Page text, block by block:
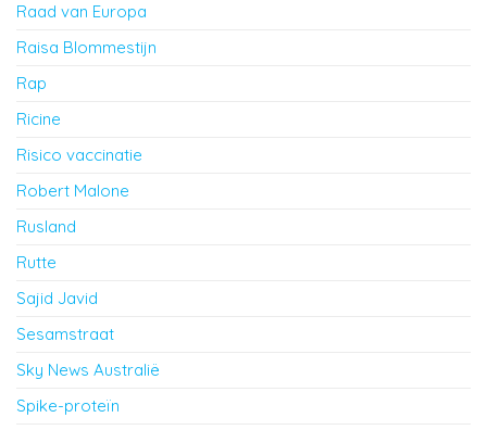
Raad van Europa
Raisa Blommestijn
Rap
Ricine
Risico vaccinatie
Robert Malone
Rusland
Rutte
Sajid Javid
Sesamstraat
Sky News Australië
Spike-proteïn